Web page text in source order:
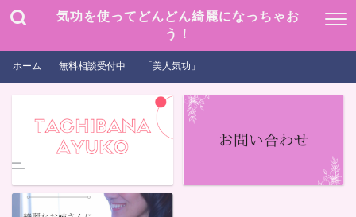
気功を使ってどんどん綺麗になっちゃお
う！
ホーム 無料相談受付中 「美人気功」